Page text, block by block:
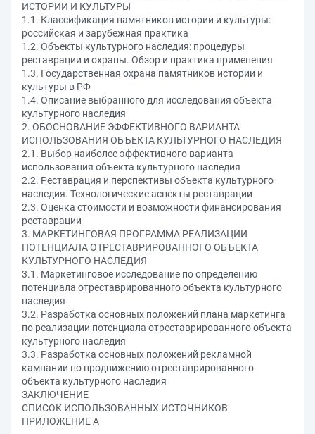
ИСТОРИИ И КУЛЬТУРЫ
1.1. Классификация памятников истории и культуры:
российская и зарубежная практика
1.2. Объекты культурного наследия: процедуры
реставрации и охраны. Обзор и практика применения
1.3. Государственная охрана памятников истории и
культуры в РФ
1.4. Описание выбранного для исследования объекта
культурного наследия
2. ОБОСНОВАНИЕ ЭФФЕКТИВНОГО ВАРИАНТА
ИСПОЛЬЗОВАНИЯ ОБЪЕКТА КУЛЬТУРНОГО НАСЛЕДИЯ
2.1. Выбор наиболее эффективного варианта
использования объекта культурного наследия
2.2. Реставрация и перспективы объекта культурного
наследия. Технологические аспекты реставрации
2.3. Оценка стоимости и возможности финансирования
реставрации
3. МАРКЕТИНГОВАЯ ПРОГРАММА РЕАЛИЗАЦИИ
ПОТЕНЦИАЛА ОТРЕСТАВРИРОВАННОГО ОБЪЕКТА
КУЛЬТУРНОГО НАСЛЕДИЯ
3.1. Маркетинговое исследование по определению
потенциала отреставрированного объекта культурного
наследия
3.2. Разработка основных положений плана маркетинга
по реализации потенциала отреставрированного объекта
культурного наследия
3.3. Разработка основных положений рекламной
кампании по продвижению отреставрированного
объекта культурного наследия
ЗАКЛЮЧЕНИЕ
СПИСОК ИСПОЛЬЗОВАННЫХ ИСТОЧНИКОВ
ПРИЛОЖЕНИЕ А